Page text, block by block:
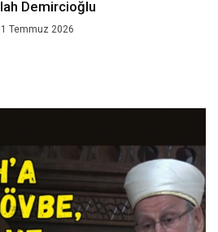
Demircioğlu
Temmuz 2026